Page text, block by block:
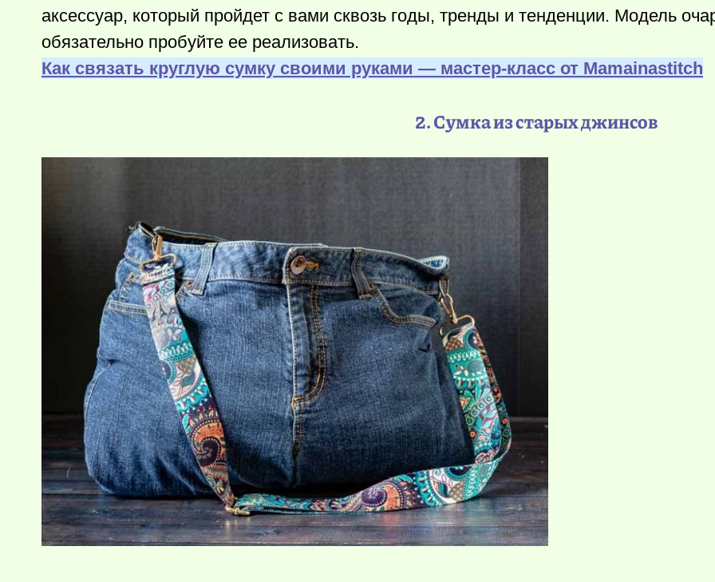
аксессуар, который пройдет с вами сквозь годы, тренды и тенденции. Модель
обязательно пробуйте ее реализовать.
Как связать круглую сумку своими руками — мастер-класс от Мamainastitch
2. Сумка из старых джинсов